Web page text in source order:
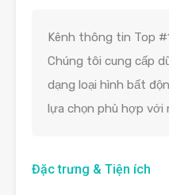
Kênh thông tin Top
Chúng tôi cung cấp
dạng loại hình bất
lựa chọn phù hợp với
Đặc trưng & Tiện ích